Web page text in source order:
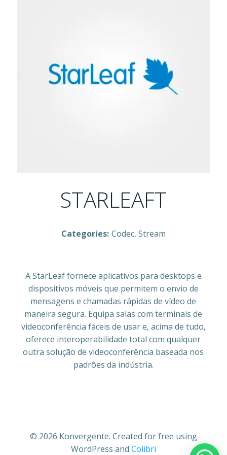
STARLEAFT
Categories: Codec, Stream
A StarLeaf fornece aplicativos para desktops e
dispositivos móveis que permitem o envio de
mensagens e chamadas rápidas de vídeo de
maneira segura. Equipa salas com terminais de
videoconferência fáceis de usar e, acima de tudo,
oferece interoperabilidade total com qualquer
outra solução de videoconferência baseada nos
padrões da indústria.
© 2026 Konvergente. Created for free using
WordPress and Colibri